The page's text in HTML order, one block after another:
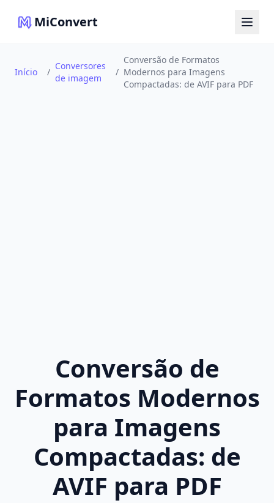
MiConvert
Início /
Conversores
de imagem
/
Conversão de Formatos
Modernos para Imagens
Compactadas: de AVIF para PDF
Conversão de
Formatos Modernos
para Imagens
Compactadas: de
AVIF para PDF